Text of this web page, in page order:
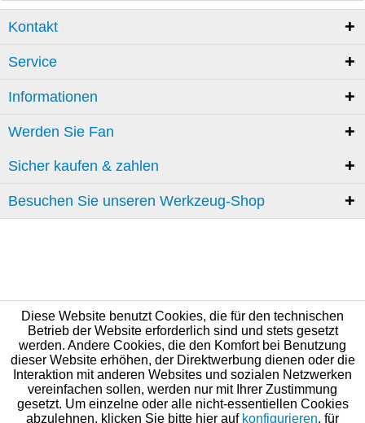
Kontakt
Service
Informationen
Werden Sie Fan
Sicher kaufen & zahlen
Besuchen Sie unseren Werkzeug-Shop
Diese Website benutzt Cookies, die für den technischen
Betrieb der Website erforderlich sind und stets gesetzt
werden. Andere Cookies, die den Komfort bei Benutzung
dieser Website erhöhen, der Direktwerbung dienen oder die
Interaktion mit anderen Websites und sozialen Netzwerken
vereinfachen sollen, werden nur mit Ihrer Zustimmung
gesetzt. Um einzelne oder alle nicht-essentiellen Cookies
abzulehnen, klicken Sie bitte hier auf konfigurieren, für